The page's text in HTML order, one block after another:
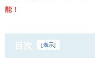
能！
目次 表示